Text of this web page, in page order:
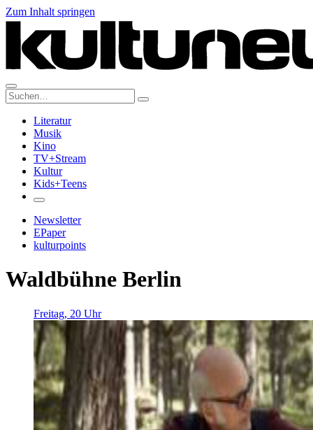
Zum Inhalt springen
Suche:
Literatur
Musik
Kino
TV+Stream
Kultur
Kids+Teens
Newsletter
EPaper
kulturpoints
Waldbühne Berlin
Freitag, 20 Uhr